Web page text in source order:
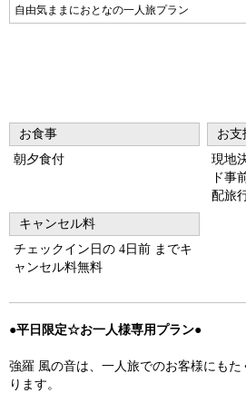
Pr
自由気ままにおとなの一人旅プラン
お食事
朝夕食付
お支
現地
ド事
配旅
キャンセル料
チェックイン日の 4日前 までキ
ャンセル料無料
●平日限定☆お一人様専用プラン●
強羅 風の音は、一人旅でのお客様にも
ります。